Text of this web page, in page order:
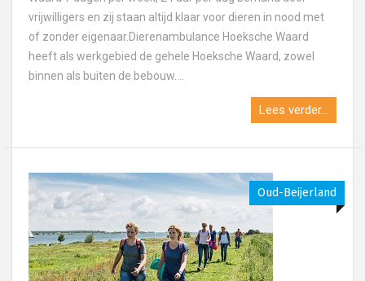
vrijwilligers en zij staan altijd klaar voor dieren in nood met
of zonder eigenaar.Dierenambulance Hoeksche Waard
heeft als werkgebied de gehele Hoeksche Waard, zowel
binnen als buiten de bebouw....
Lees verder...
Oud-Beijerland